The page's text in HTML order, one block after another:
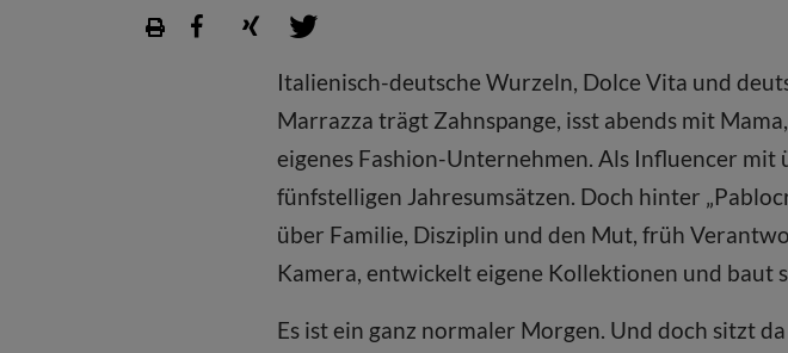
Italienisch-deutsche Wurzeln, Dolce Vita und
Marrazza trägt Zahnspange, isst abends mit
eigenes Fashion-Unternehmen. Als Influencer
fünfstelligen Jahresumsätzen. Doch hinter
über Familie, Disziplin und den Mut, früh
Kamera, entwickelt eigene Kollektionen und baut
Es ist ein ganz normaler Morgen. Und doch sitzt